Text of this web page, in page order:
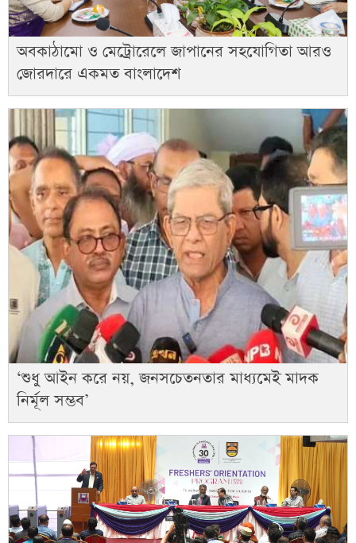
অবকাঠামো ও মেট্রোরেলে জাপানের সহযোগিতা আরও
জোরদারে একমত বাংলাদেশ
‘শুধু আইন করে নয়, জনসচেতনতার মাধ্যমেই মাদক
নির্মূল সম্ভব’